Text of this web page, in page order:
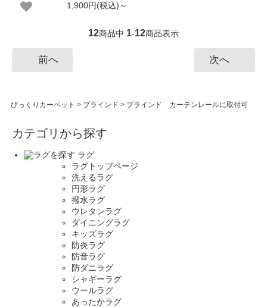
1,900円(税込)～
12商品中 1-12商品表示
前へ 次へ
びっくりカーペット > ブラインド > ブラインド カーテンレールに取付可
カテゴリから探す
ラグ
ラグトップページ
洗えるラグ
円形ラグ
撥水ラグ
ウレタンラグ
ダイニングラグ
キッズラグ
防炎ラグ
防音ラグ
防ダニラグ
シャギーラグ
ウールラグ
あったかラグ